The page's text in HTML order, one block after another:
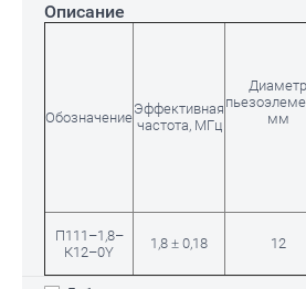
Описание
Обозначение
Эффективная
частота, МГц
Диаметр
мм
П111–1,8–
К12–0Y
1,8 ± 0,18 12